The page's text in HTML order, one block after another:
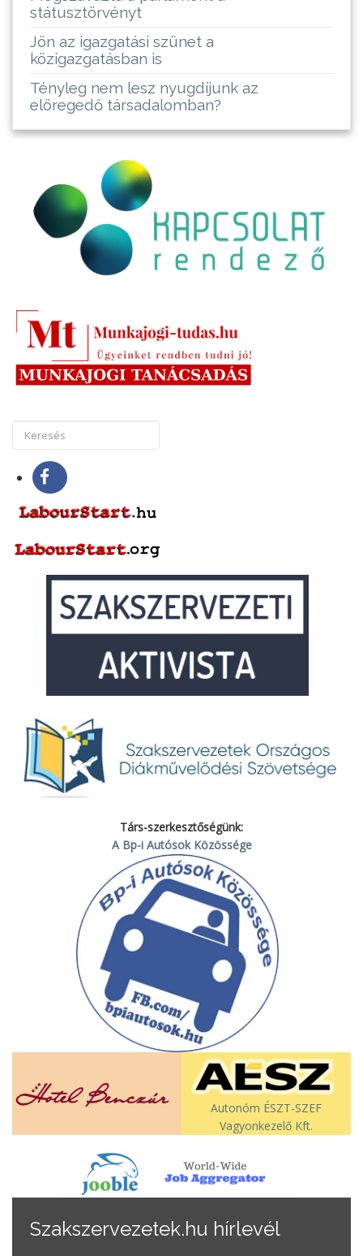
státusztörvényt
Jön az igazgatási szünet a
közigazgatásban is
Tényleg nem lesz nyugdíjunk az
elöregedő társadalomban?
Társ-szerkesztőségünk:
A Bp-i Autósok Közössége
Autonóm ÉSZT-SZEF
Vagyonkezelő Kft.
Szakszervezetek.hu hírlevél